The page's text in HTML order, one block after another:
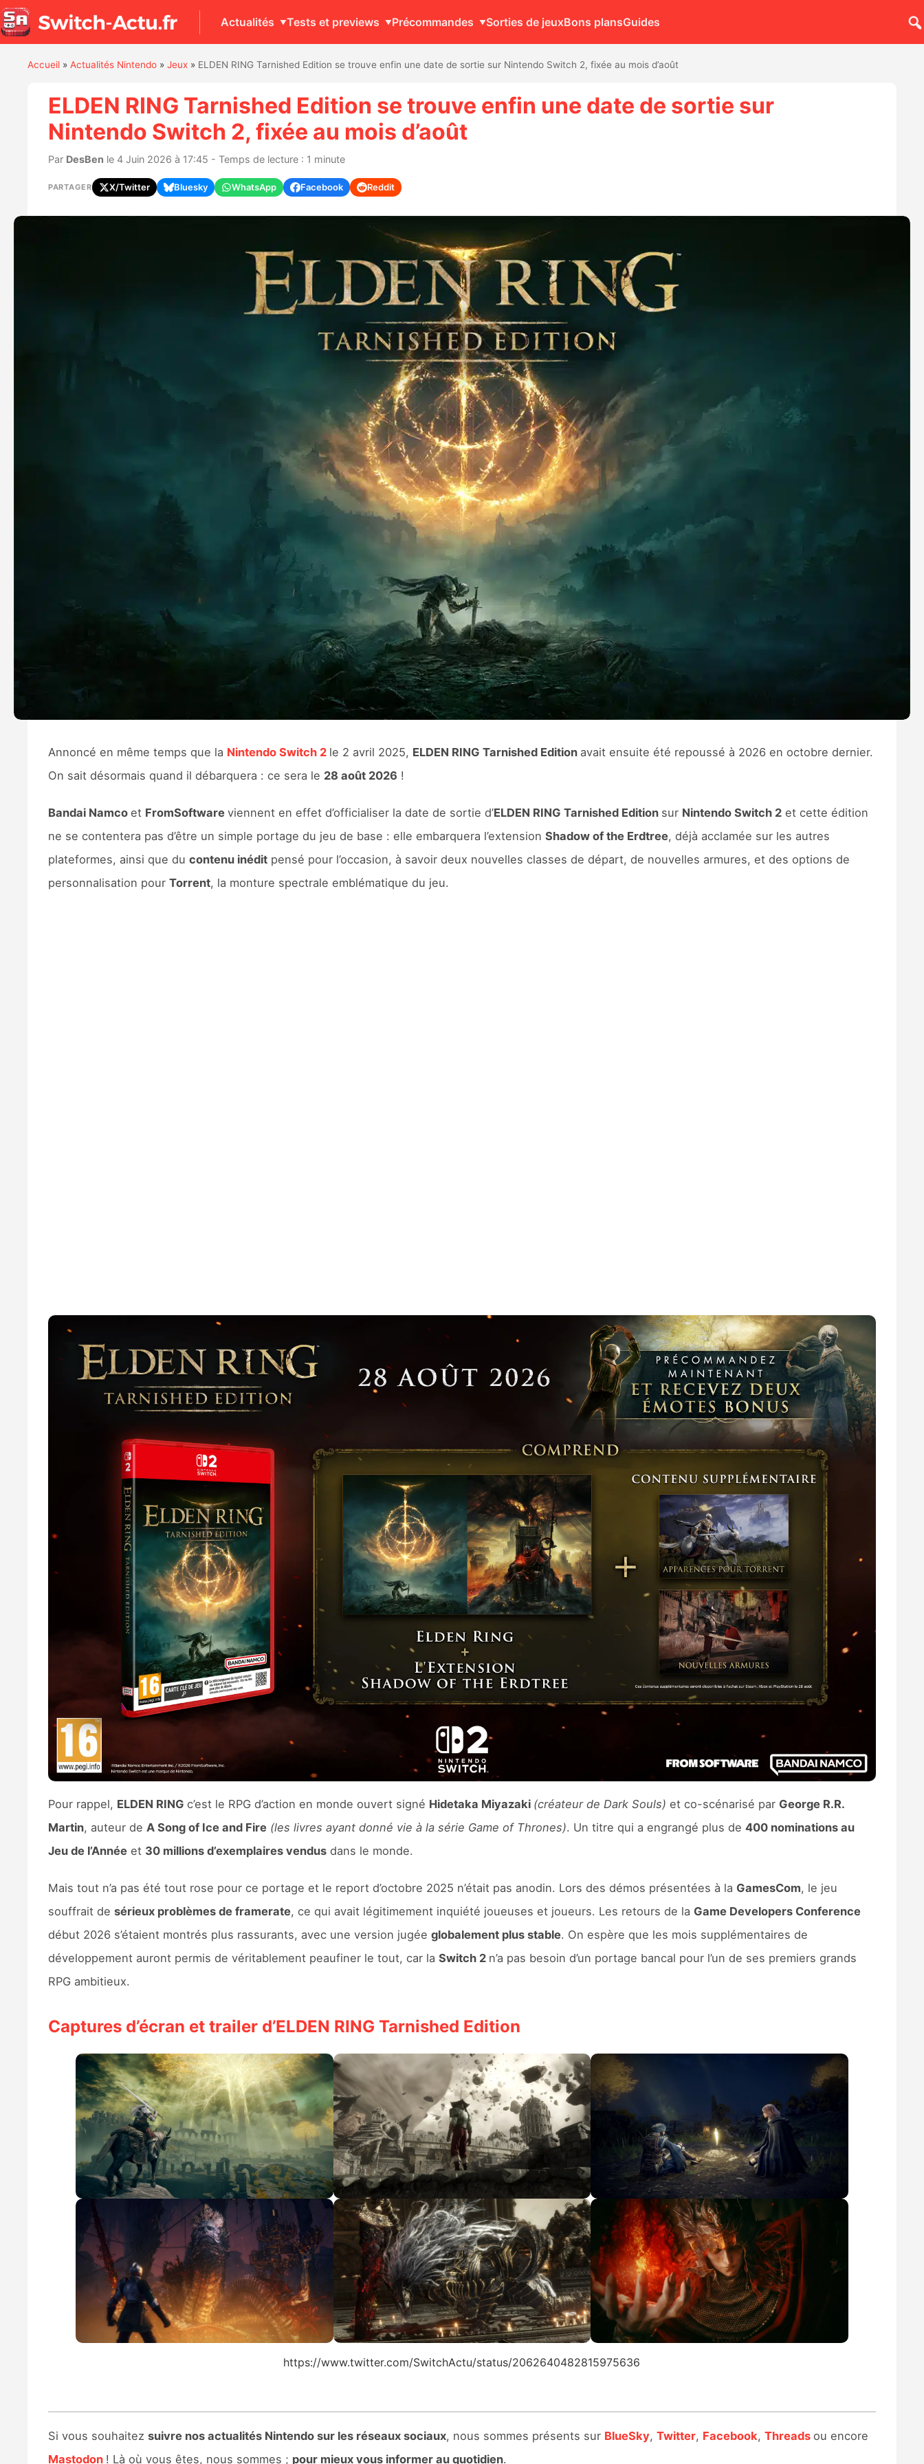
Actualités Tests et previews Précommandes Sorties de jeuxBons plansGuides
Accueil» Actualités Nintendo» Jeux» ELDEN RING Tarnished Edition se trouve enfin une date de sortie sur Nintendo Switch 2, fixée au mois d’août
ELDEN RING Tarnished Edition se trouve enfin une date de sortie sur
Nintendo Switch 2, fixée au mois d’août
Par DesBen le 4 Juin 2026 à 17:45 - Temps de lecture : 1 minute
PARTAGER X/Twitter Bluesky WhatsApp Facebook Reddit
Annoncé en même temps que la Nintendo Switch 2 le 2 avril 2025, ELDEN RING Tarnished Edition avait ensuite été repoussé à 2026 en octobre dernier.
On sait désormais quand il débarquera : ce sera le 28 août 2026 !
Bandai Namco et FromSoftware viennent en effet d’officialiser la date de sortie d’ELDEN RING Tarnished Edition sur Nintendo Switch 2et cette édition
ne se contentera pas d’être un simple portage du jeu de base : elle embarquera l’extension Shadow of the Erdtree, déjà acclamée sur les autres
plateformes, ainsi que du contenu inéditpensé pour l’occasion, à savoir deux nouvelles classes de départ, de nouvelles armures, et des options de
personnalisation pour Torrent, la monture spectrale emblématique du jeu.
Pour rappel, ELDEN RING c’est le RPG d’action en monde ouvert signé Hidetaka Miyazaki (créateur de Dark Souls) et co-scénarisé par George R.R.
Martin, auteur de A Song of Ice and Fire (les livres ayant donné vie à la série Game of Thrones). Un titre qui a engrangé plus de 400 nominations au
Jeu de l’Annéeet 30 millions d’exemplaires vendusdans le monde.
Mais tout n’a pas été tout rose pour ce portage et le report d’octobre 2025 n’était pas anodin. Lors des démos présentées à la GamesCom, le jeu
souffrait de sérieux problèmes de framerate, ce qui avait légitimement inquiété joueuses et joueurs. Les retours de la Game Developers Conference
début 2026 s’étaient montrés plus rassurants, avec une version jugée globalement plus stable. On espère que les mois supplémentaires de
développement auront permis de véritablement peaufiner le tout, car la Switch 2 n’a pas besoin d’un portage bancal pour l’un de ses premiers grands
RPG ambitieux.
Captures d’écran et trailer d’ELDEN RING Tarnished Edition
https://www.twitter.com/SwitchActu/status/2062640482815975636
Si vous souhaitez suivre nos actualités Nintendo sur les réseaux sociaux, nous sommes présents sur BlueSky, Twitter, Facebook, Threads ou encore
Mastodon ! Là où vous êtes, nous sommes ; pour mieux vous informer au quotidien.